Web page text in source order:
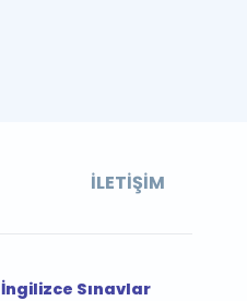
İLETIŞIM
İngilizce Sınavlar